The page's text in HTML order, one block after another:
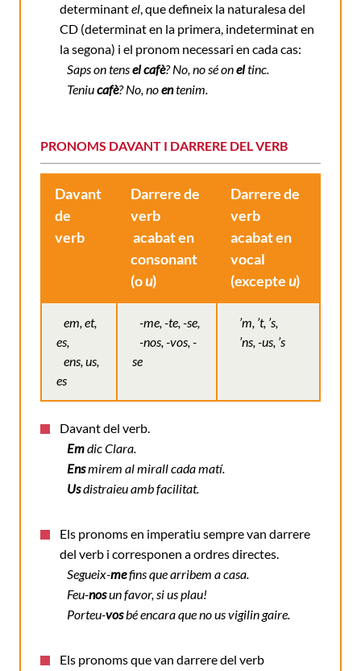
determinantel, que defineix la naturalesa del
CD (determinat en la primera, indeterminat en
la segona) i el pronom necessari en cada cas:
Saps on tensel cafè? No, no sé oneltinc.
Teniucafè? No, noentenim.
PRONOMS DAVANT I DARRERE DEL VERB
Davant
de
verb
Darrere de
verb
acabat en
consonant
(ou)
Darrere de
verb
acabat en
vocal
(excepteu)
em, et,
es,
ens, us,
es
-me, -te, -se,
-nos, -vos, -
se
’m, ’t, ’s,
’ns, -us, ’s
Davant del verb.
Emdic Clara.
Ensmirem al mirall cada matí.
Usdistraieu amb facilitat.
Els pronoms en imperatiu sempre van darrere
del verb i corresponen a ordres directes.
Segueix-mefins que arribem a casa.
Feu-nosun favor, si us plau!
Porteu-vosbé encara que no us vigilin gaire.
Els pronoms que van darrere del verb